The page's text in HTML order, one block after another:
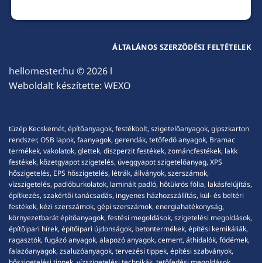
hellomester.hu © 2026 l
Weboldalt készítette: WEXO
ÁLTALÁNOS SZERZŐDÉSI FELTÉTELEK
tüzép Kecskemét, építőanyagok, festékbolt, szigetelőanyagok, gipszkarton
rendszer, OSB lapok, faanyagok, gerendák, tetőfedő anyagok, Bramac
termékek, vakolatok, glettek, diszperzit festékek, zománcfestékek, lakk
festékek, kőzetgyapot szigetelés, üveggyapot szigetelőanyag, XPS
hőszigetelés, EPS hőszigetelés, létrák, állványok, szerszámok,
vízszigetelés, padlóburkolatok, laminált padló, hőtükrös fólia, lakásfelújítás,
építkezés, szakértői tanácsadás, ingyenes házhozszállítás, kül- és beltéri
festékek, kézi szerszámok, gépi szerszámok, energiahatékonyság,
környezetbarát építőanyagok, festési megoldások, szigetelési megoldások,
építőipari hírek, építőipari újdonságok, betontermékek, építési kemikáliák,
ragasztók, fugázó anyagok, alapozó anyagok, cement, áthidalók, födémek,
falazóanyagok, zsaluzóanyagok, tervezési tippek, építési szabványok,